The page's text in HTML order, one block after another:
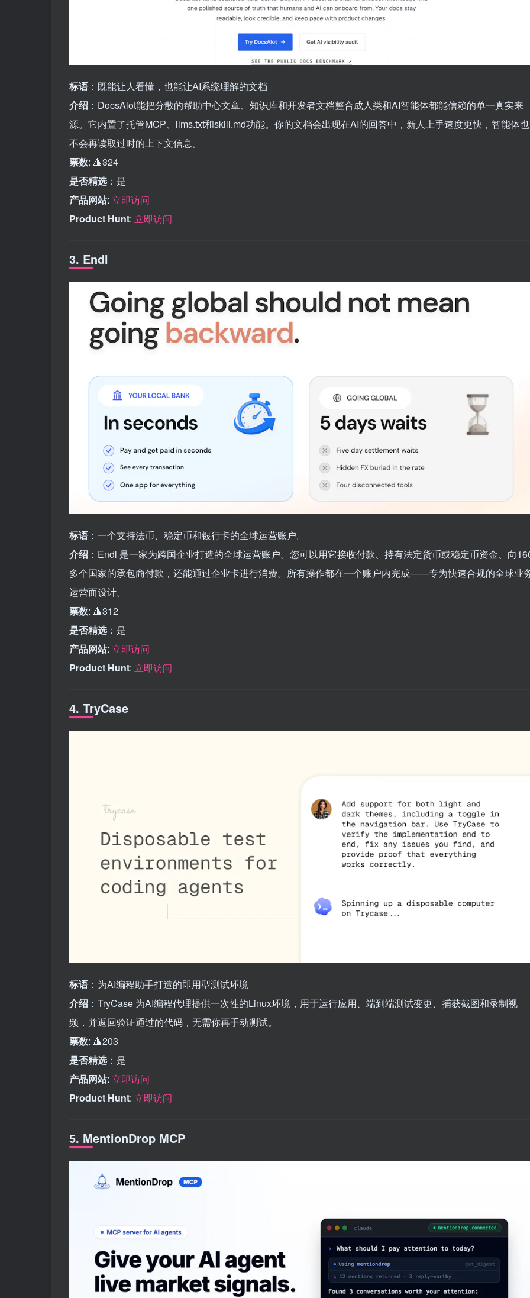
标语 ：既能让人看懂，也能让AI系统理解的文档
介绍 ：DocsAlot能把分散的帮助中心文章、知识库和开发者文档整合成人类和AI智能体都能信赖的单一真实来
源。它内置了托管MCP、llms.txt和skill.md功能。你的文档会出现在AI的回答中，新人上手速度更快，智能体也
不会再读取过时的上下文信息。
票数: 🔺324
是否精选：是
产品网站: 立即访问
Product Hunt: 立即访问
3. Endl
标语 ：一个支持法币、稳定币和银行卡的全球运营账户。
介绍 ：Endl 是一家为跨国企业打造的全球运营账户。您可以用它接收付款、持有法定货币或稳定币资金、向
多个国家的承包商付款，还能通过企业卡进行消费。所有操作都在一个账户内完成——专为快速合规的全球业
运营而设计。
票数: 🔺312
是否精选：是
产品网站: 立即访问
Product Hunt: 立即访问
4. TryCase
标语 ：为AI编程助手打造的即用型测试环境
介绍 ：TryCase 为AI编程代理提供一次性的Linux环境，用于运行应用、端到端测试变更、捕获截图和录制视
频，并返回验证通过的代码，无需你再手动测试。
票数: 🔺203
是否精选：是
产品网站: 立即访问
Product Hunt: 立即访问
5. MentionDrop MCP